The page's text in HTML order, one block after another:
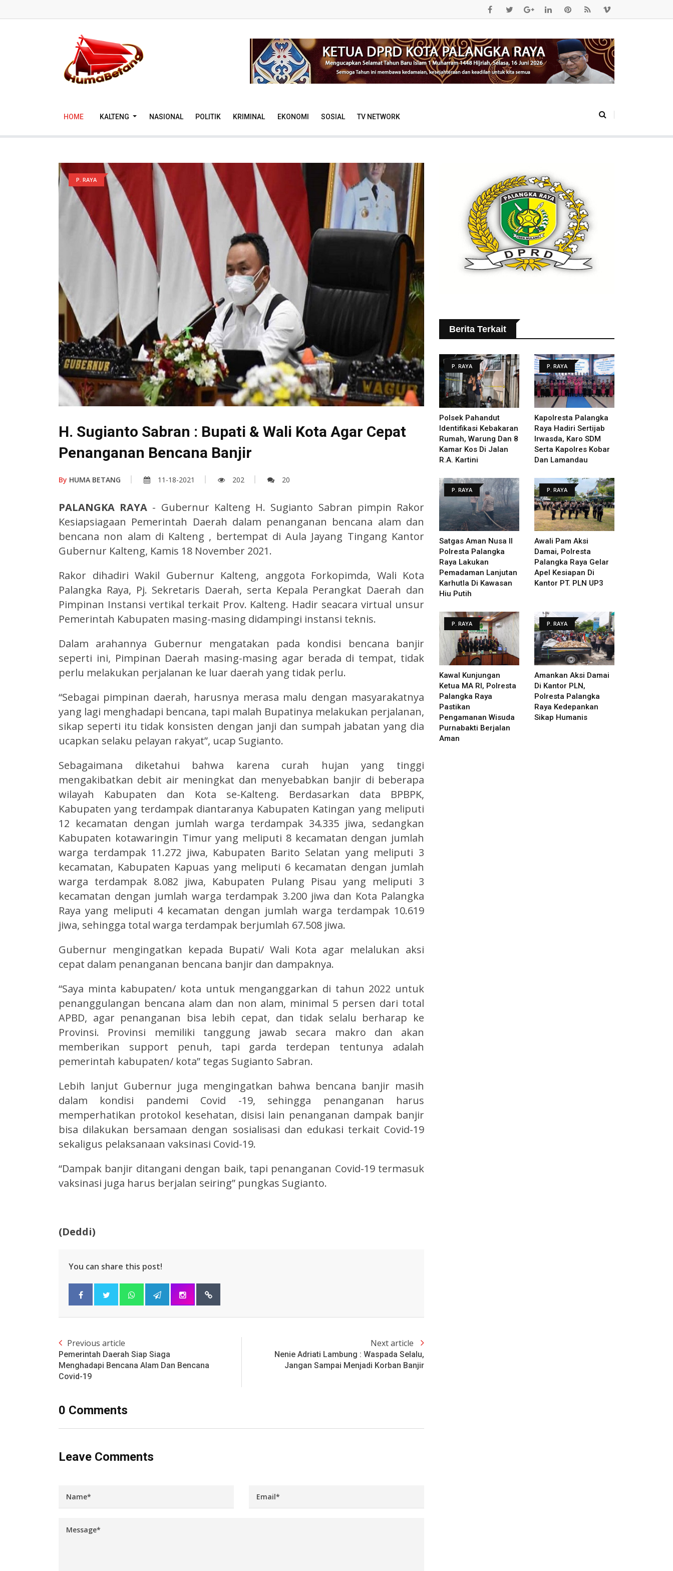
HOME KALTENG NASIONAL POLITIK KRIMINAL EKONOMI SOSIAL TV NETWORK
P. RAYA
H. Sugianto Sabran : Bupati & Wali Kota Agar Cepat
Penanganan Bencana Banjir
By HUMA BETANG 11-18-2021 202 20
PALANGKA RAYA - Gubernur Kalteng H. Sugianto Sabran pimpin Rakor
Kesiapsiagaan Pemerintah Daerah dalam penanganan bencana alam dan
bencana non alam di Kalteng , bertempat di Aula Jayang Tingang Kantor
Gubernur Kalteng, Kamis 18 November 2021.
Rakor dihadiri Wakil Gubernur Kalteng, anggota Forkopimda, Wali Kota
Palangka Raya, Pj. Sekretaris Daerah, serta Kepala Perangkat Daerah dan
Pimpinan Instansi vertikal terkait Prov. Kalteng. Hadir seacara virtual unsur
Pemerintah Kabupaten masing-masing didampingi instansi teknis.
Dalam arahannya Gubernur mengatakan pada kondisi bencana banjir
seperti ini, Pimpinan Daerah masing-masing agar berada di tempat, tidak
perlu melakukan perjalanan ke luar daerah yang tidak perlu.
“Sebagai pimpinan daerah, harusnya merasa malu dengan masyarakatnya
yang lagi menghadapi bencana, tapi malah Bupatinya melakukan perjalanan,
sikap seperti itu tidak konsisten dengan janji dan sumpah jabatan yang dia
ucapkan selaku pelayan rakyat”, ucap Sugianto.
Sebagaimana diketahui bahwa karena curah hujan yang tinggi
mengakibatkan debit air meningkat dan menyebabkan banjir di beberapa
wilayah Kabupaten dan Kota se-Kalteng. Berdasarkan data BPBPK,
Kabupaten yang terdampak diantaranya Kabupaten Katingan yang meliputi
12 kecamatan dengan jumlah warga terdampak 34.335 jiwa, sedangkan
Kabupaten kotawaringin Timur yang meliputi 8 kecamatan dengan jumlah
warga terdampak 11.272 jiwa, Kabupaten Barito Selatan yang meliputi 3
kecamatan, Kabupaten Kapuas yang meliputi 6 kecamatan dengan jumlah
warga terdampak 8.082 jiwa, Kabupaten Pulang Pisau yang meliputi 3
kecamatan dengan jumlah warga terdampak 3.200 jiwa dan Kota Palangka
Raya yang meliputi 4 kecamatan dengan jumlah warga terdampak 10.619
jiwa, sehingga total warga terdampak berjumlah 67.508 jiwa.
Gubernur mengingatkan kepada Bupati/ Wali Kota agar melalukan aksi
cepat dalam penanganan bencana banjir dan dampaknya.
“Saya minta kabupaten/ kota untuk menganggarkan di tahun 2022 untuk
penanggulangan bencana alam dan non alam, minimal 5 persen dari total
APBD, agar penanganan bisa lebih cepat, dan tidak selalu berharap ke
Provinsi. Provinsi memiliki tanggung jawab secara makro dan akan
memberikan support penuh, tapi garda terdepan tentunya adalah
pemerintah kabupaten/ kota” tegas Sugianto Sabran.
Lebih lanjut Gubernur juga mengingatkan bahwa bencana banjir masih
dalam kondisi pandemi Covid -19, sehingga penanganan harus
memperhatikan protokol kesehatan, disisi lain penanganan dampak banjir
bisa dilakukan bersamaan dengan sosialisasi dan edukasi terkait Covid-19
sekaligus pelaksanaan vaksinasi Covid-19.
“Dampak banjir ditangani dengan baik, tapi penanganan Covid-19 termasuk
vaksinasi juga harus berjalan seiring” pungkas Sugianto.
(Deddi)
You can share this post!
Previous article
Pemerintah Daerah Siap Siaga
Menghadapi Bencana Alam Dan Bencana
Covid-19
Next article
Nenie Adriati Lambung : Waspada Selalu,
Jangan Sampai Menjadi Korban Banjir
0 Comments
Leave Comments
Berita Terkait
P. RAYA
Polsek Pahandut
Identifikasi Kebakaran
Rumah, Warung Dan 8
Kamar Kos Di Jalan
R.A. Kartini
P. RAYA
Kapolresta Palangka
Raya Hadiri Sertijab
Irwasda, Karo SDM
Serta Kapolres Kobar
Dan Lamandau
P. RAYA
Satgas Aman Nusa II
Polresta Palangka
Raya Lakukan
Pemadaman Lanjutan
Karhutla Di Kawasan
Hiu Putih
P. RAYA
Awali Pam Aksi
Damai, Polresta
Palangka Raya Gelar
Apel Kesiapan Di
Kantor PT. PLN UP3
P. RAYA
Kawal Kunjungan
Ketua MA RI, Polresta
Palangka Raya
Pastikan
Pengamanan Wisuda
Purnabakti Berjalan
Aman
P. RAYA
Amankan Aksi Damai
Di Kantor PLN,
Polresta Palangka
Raya Kedepankan
Sikap Humanis